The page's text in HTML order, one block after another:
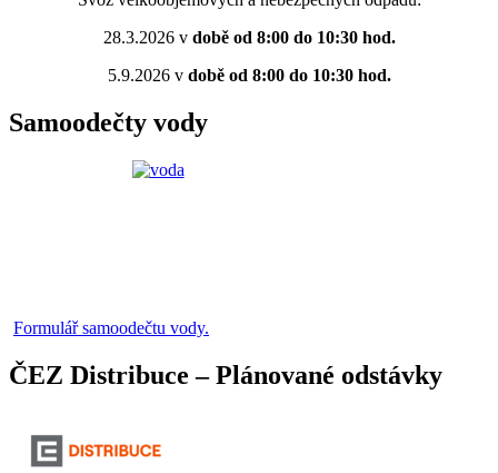
28.3.2026 vdobě od 8:00 do 10:30 hod.
5.9.2026 vdobě od 8:00 do 10:30 hod.
Samoodečty vody
Formulář samoodečtu vody.
ČEZ Distribuce – Plánované odstávky